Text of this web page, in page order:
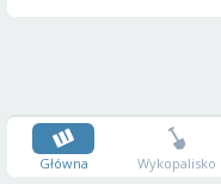
Główna Wykopalisko